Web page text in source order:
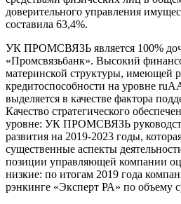
доверительного управления
составила 63,4%.
УК ПРОМСВЯЗЬ является 100%
«Промсвязьбанк». Высокий
материнской структуры, имеющей
кредитоспособности на уровне
выделяется в качестве фактора
Качество стратегического
уровне: УК ПРОМСВЯЗЬ
развития на 2019-2023 годы,
существенные аспекты
позиции управляющей компании
низкие: по итогам 2019 года
рэнкинге «Эксперт РА» по объему